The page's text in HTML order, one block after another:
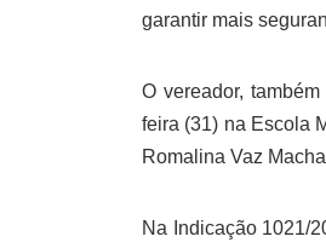
garantir mais
O vereador,
feira (31) na Escola
Romalina Vaz
Na Indicação 1021/